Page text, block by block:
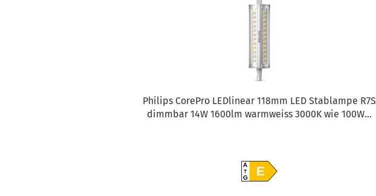
Philips CorePro LEDlinear 118mm LED Stablampe R7S
dimmbar 14W 1600lm warmweiss 3000K wie 100W...
A
GE